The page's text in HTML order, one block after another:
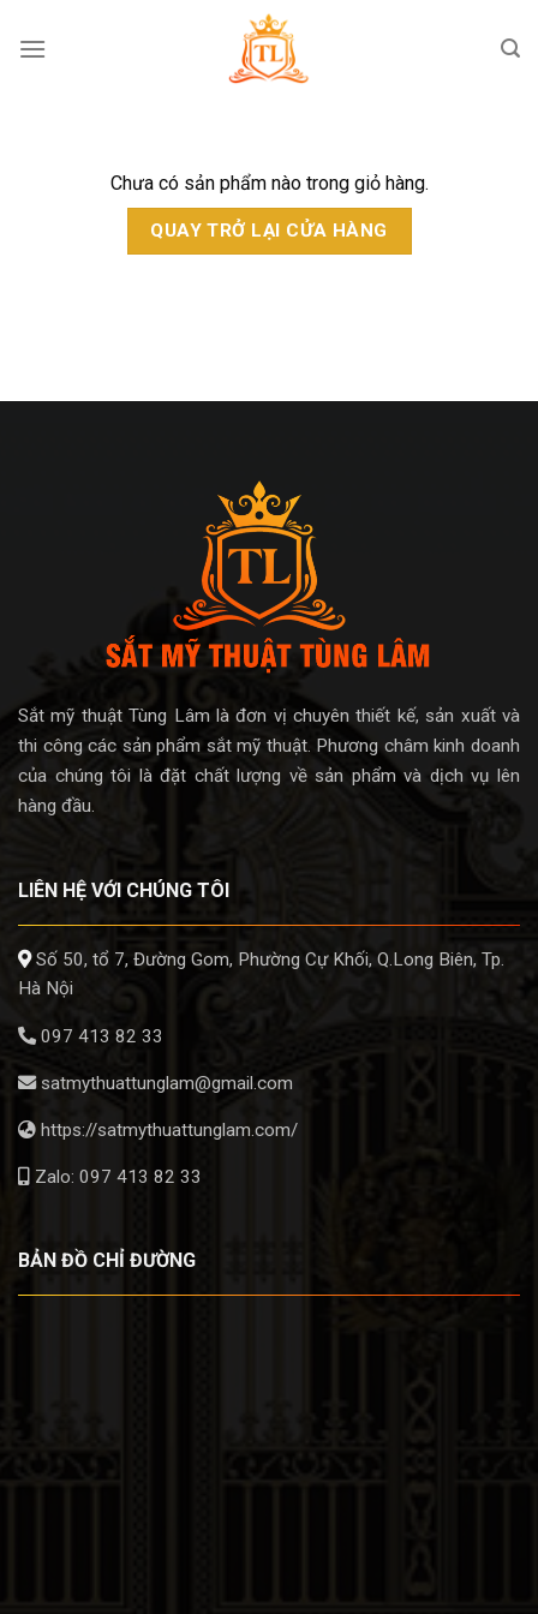
Chưa có sản phẩm nào trong giỏ hàng.
QUAY TRỞ LẠI CỬA HÀNG
Sắt mỹ thuật Tùng Lâm là đơn vị chuyên thiết kế, sản xuất và
thi công các sản phẩm sắt mỹ thuật. Phương châm kinh doanh
của chúng tôi là đặt chất lượng về sản phẩm và dịch vụ lên
hàng đầu.
LIÊN HỆ VỚI CHÚNG TÔI
Số 50, tổ 7, Đường Gom, Phường Cự Khối, Q.Long Biên, Tp.
Hà Nội
097 413 82 33
satmythuattunglam@gmail.com
https://satmythuattunglam.com/
Zalo: 097 413 82 33
BẢN ĐỒ CHỈ ĐƯỜNG